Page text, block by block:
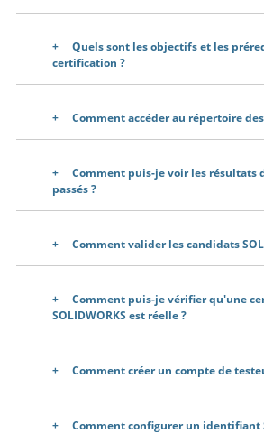
Quels sont les objectifs et les
certification ?
Comment accéder au répertoire
Comment puis-je voir les résultats
passés ?
Comment valider les candidats
Comment puis-je vérifier qu'une
SOLIDWORKS est réelle ?
Comment créer un compte de
Comment configurer un identifiant